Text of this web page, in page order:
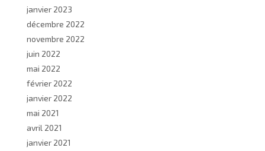
janvier 2023
décembre 2022
novembre 2022
juin 2022
mai 2022
février 2022
janvier 2022
mai 2021
avril 2021
janvier 2021